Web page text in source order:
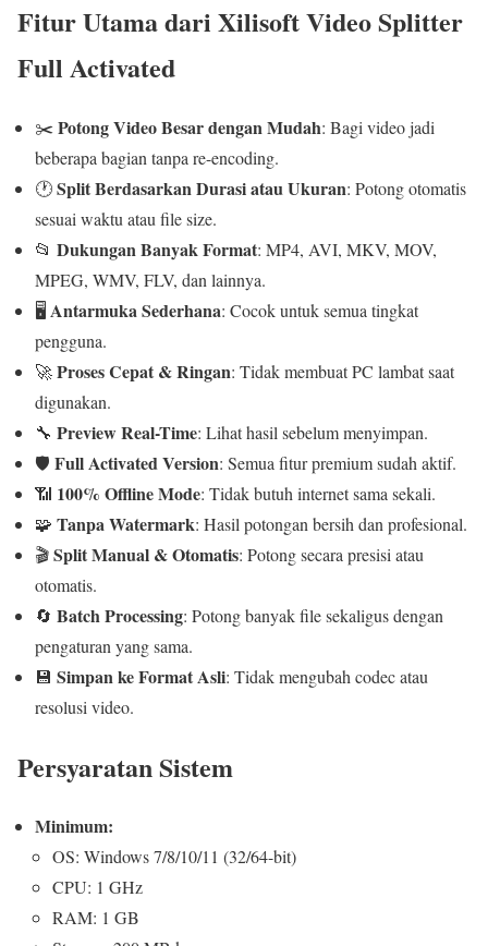
Fitur Utama dari Xilisoft Video Splitter
Full Activated
✂️Potong Video Besar dengan Mudah: Bagi video jadi
beberapa bagian tanpa re-encoding.
🕐Split Berdasarkan Durasi atau Ukuran: Potong otomatis
sesuai waktu atau file size.
📂 Dukungan Banyak Format: MP4, AVI, MKV, MOV,
MPEG, WMV, FLV, dan lainnya.
🖥️Antarmuka Sederhana: Cocok untuk semua tingkat
pengguna.
🚀Proses Cepat & Ringan: Tidak membuat PC lambat saat
digunakan.
🔧 Preview Real-Time: Lihat hasil sebelum menyimpan.
🛡️ Full Activated Version: Semua fitur premium sudah aktif.
📶 100% Offline Mode: Tidak butuh internet sama sekali.
🧩 Tanpa Watermark: Hasil potongan bersih dan profesional.
🎬Split Manual & Otomatis: Potong secara presisi atau
otomatis.
🔄 Batch Processing: Potong banyak file sekaligus dengan
pengaturan yang sama.
💾 Simpan ke Format Asli: Tidak mengubah codec atau
resolusi video.
Persyaratan Sistem
Minimum:
OS: Windows 7/8/10/11 (32/64-bit)
CPU: 1 GHz
RAM: 1 GB